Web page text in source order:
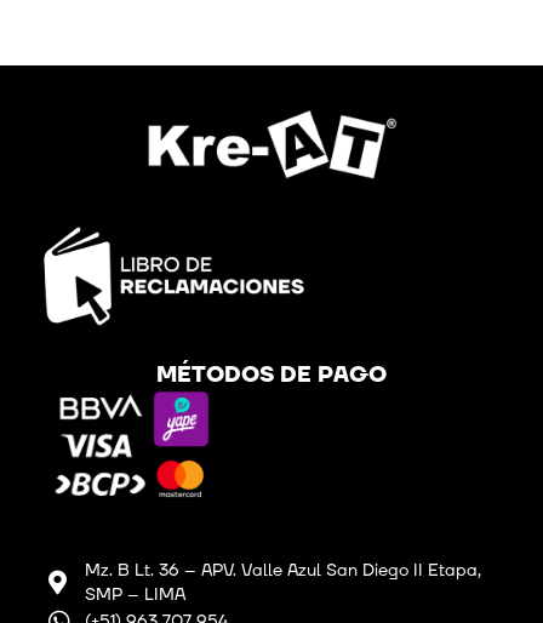
MÉTODOS DE PAGO
Mz. B Lt. 36 – APV. Valle Azul San Diego II Etapa,
SMP – LIMA